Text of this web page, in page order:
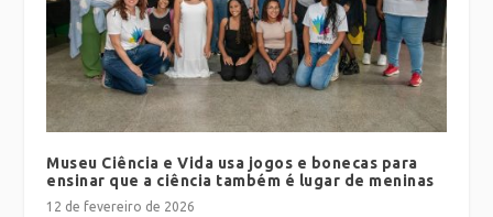
Museu Ciência e Vida usa jogos e bonecas para
ensinar que a ciência também é lugar de meninas
12 de fevereiro de 2026